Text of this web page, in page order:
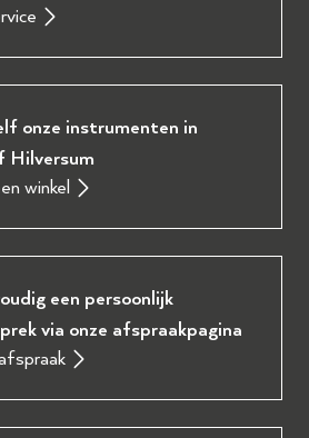
onze instrumenten in
Hilversum
winkel
een persoonlijk
via onze afspraakpagina